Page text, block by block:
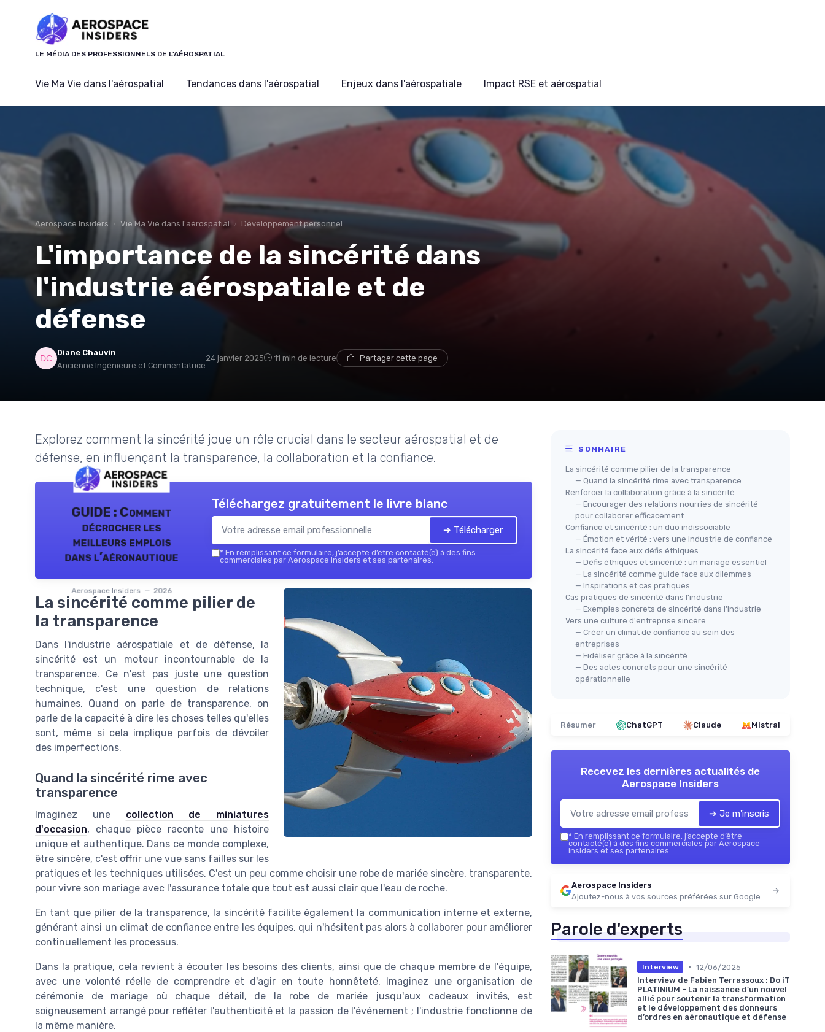
LE MÉDIA DES PROFESSIONNELS DE L'AÉROSPATIAL
Vie Ma Vie dans l'aérospatial Tendances dans l'aérospatial Enjeux dans l'aérospatiale Impact RSE et aérospatial
Aerospace Insiders Vie Ma Vie dans l'aérospatial Développement personnel
L'importance de la sincérité dans
l'industrie aérospatiale et de
défense
Diane Chauvin
Ancienne Ingénieure et Commentatrice
24 janvier 2025 11 min de lecture Partager cette page
Explorez comment la sincérité joue un rôle crucial dans le secteur aérospatial et de
défense, en influençant la transparence, la collaboration et la confiance.
GUIDE : Comment
décrocher les
meilleurs emplois
dans l’aéronautique
Aerospace Insiders — 2026
Téléchargez gratuitement le livre blanc
➔ Télécharger
* En remplissant ce formulaire, j’accepte d’être contacté(e) à des fins
commerciales par Aerospace Insiders et ses partenaires.
La sincérité comme pilier de
la transparence
Dans l'industrie aérospatiale et de défense, la
sincérité est un moteur incontournable de la
transparence. Ce n'est pas juste une question
technique, c'est une question de relations
humaines. Quand on parle de transparence, on
parle de la capacité à dire les choses telles qu'elles
sont, même si cela implique parfois de dévoiler
des imperfections.
Quand la sincérité rime avec
transparence
Imaginez une collection de miniatures
d'occasion, chaque pièce raconte une histoire
unique et authentique. Dans ce monde complexe,
être sincère, c'est offrir une vue sans failles sur les
pratiques et les techniques utilisées. C'est un peu comme choisir une robe de mariée sincère, transparente,
pour vivre son mariage avec l'assurance totale que tout est aussi clair que l'eau de roche.
En tant que pilier de la transparence, la sincérité facilite également la communication interne et externe,
générant ainsi un climat de confiance entre les équipes, qui n'hésitent pas alors à collaborer pour améliorer
continuellement les processus.
Dans la pratique, cela revient à écouter les besoins des clients, ainsi que de chaque membre de l'équipe,
avec une volonté réelle de comprendre et d'agir en toute honnêteté. Imaginez une organisation de
cérémonie de mariage où chaque détail, de la robe de mariée jusqu'aux cadeaux invités, est
soigneusement arrangé pour refléter l'authenticité et la passion de l'événement ; l'industrie fonctionne de
la même manière.
SOMMAIRE
La sincérité comme pilier de la transparence
— Quand la sincérité rime avec transparence
Renforcer la collaboration grâce à la sincérité
— Encourager des relations nourries de sincérité
pour collaborer efficacement
Confiance et sincérité : un duo indissociable
— Émotion et vérité : vers une industrie de confiance
La sincérité face aux défis éthiques
— Défis éthiques et sincérité : un mariage essentiel
— La sincérité comme guide face aux dilemmes
— Inspirations et cas pratiques
Cas pratiques de sincérité dans l'industrie
— Exemples concrets de sincérité dans l'industrie
Vers une culture d'entreprise sincère
— Créer un climat de confiance au sein des
entreprises
— Fidéliser grâce à la sincérité
— Des actes concrets pour une sincérité
opérationnelle
Résumer ChatGPT Claude Mistral
Recevez les dernières actualités de
Aerospace Insiders
➔ Je m'inscris
* En remplissant ce formulaire, j’accepte d’être
contacté(e) à des fins commerciales par Aerospace
Insiders et ses partenaires.
Aerospace Insiders
Ajoutez-nous à vos sources préférées sur Google
Parole d'experts
Interview • 12/06/2025
Interview de Fabien Terrassoux : Do iT
PLATINIUM - La naissance d’un nouvel
allié pour soutenir la transformation
et le développement des donneurs
d’ordres en aéronautique et défense